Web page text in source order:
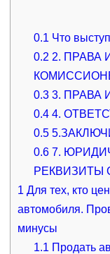
0.1 Что
0.2 2. ПРАВА
0.3 3. ПРАВА
0.4 4.
0.5
0.6 7.
РЕКВИЗИТЫ
1 Для тех, кто
автомобиля.
минусы
1.1 Продать